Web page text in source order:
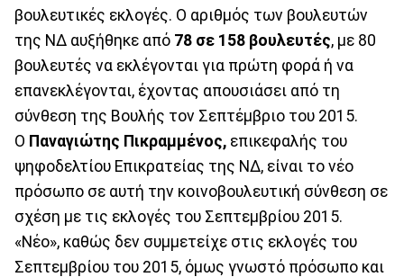
βουλευτικές εκλογές. Ο αριθμός των βουλευτών
της ΝΔ αυξήθηκε από 78 σε 158 βουλευτές, με 80
βουλευτές να εκλέγονται για πρώτη φορά ή να
επανεκλέγονται, έχοντας απουσιάσει από τη
σύνθεση της Βουλής τον Σεπτέμβριο του 2015.
Ο Παναγιώτης Πικραμμένος, επικεφαλής του
ψηφοδελτίου Επικρατείας της ΝΔ, είναι το νέο
πρόσωπο σε αυτή την κοινοβουλευτική σύνθεση σε
σχέση με τις εκλογές του Σεπτεμβρίου 2015.
«Νέο», καθώς δεν συμμετείχε στις εκλογές του
Σεπτεμβρίου του 2015, όμως γνωστό πρόσωπο και